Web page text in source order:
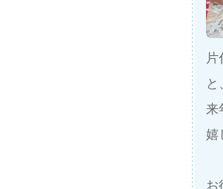
片
来
嬉
お